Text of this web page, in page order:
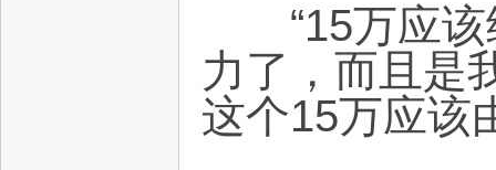
“15万应该
力了，而且是
这个15万应该